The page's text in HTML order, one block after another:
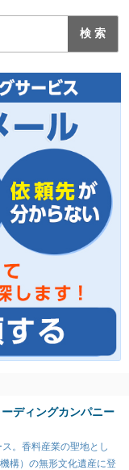
ディングカンパニー
。香料産業の聖地とし
構）の無形文化遺産に登